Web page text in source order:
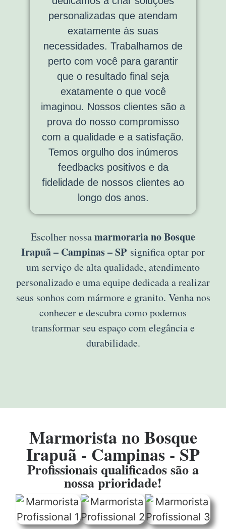
personalizadas que atendam
exatamente às suas
necessidades. Trabalhamos de
perto com você para garantir
que o resultado final seja
exatamente o que você
imaginou. Nossos clientes são a
prova do nosso compromisso
com a qualidade e a satisfação.
Temos orgulho dos inúmeros
feedbacks positivos e da
fidelidade de nossos clientes ao
longo dos anos.
Escolher nossamarmoraria no Bosque
Irapuã – Campinas – SP significa optar por
um serviço de alta qualidade, atendimento
personalizado e uma equipe dedicada a realizar
seus sonhos com mármore e granito. Venha nos
conhecer e descubra como podemos
transformar seu espaço com elegância e
durabilidade.
Marmorista no Bosque
Irapuã - Campinas - SP
Profissionais qualificados são a
nossa prioridade!